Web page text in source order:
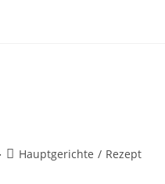
Hauptgerichte / Rezept